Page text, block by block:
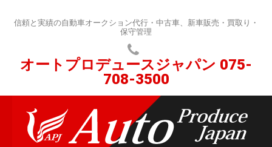
信頼と実績の自動車オークション代行・中古車、新車販売・買取り・
保守管理
オートプロデュースジャパン 075-
708-3500